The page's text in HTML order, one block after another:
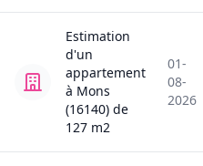
Estimation
d'un
appartement
à Mons
(16140) de
127 m2
01-
08-
2026